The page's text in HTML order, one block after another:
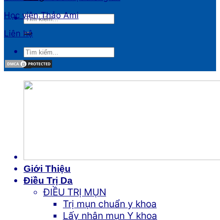
Học viện Thảo Ami
Liên hệ
Giới Thiệu
Điều Trị Da
ĐIỀU TRỊ MỤN
Trị mụn chuẩn y khoa
Lấy nhân mụn Y khoa